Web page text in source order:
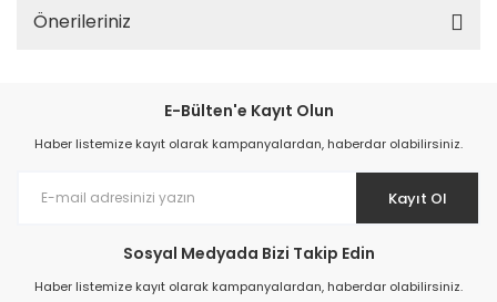
Önerileriniz
E-Bülten'e Kayıt Olun
Haber listemize kayıt olarak kampanyalardan, haberdar olabilirsiniz.
Kayıt Ol
Sosyal Medyada Bizi Takip Edin
Haber listemize kayıt olarak kampanyalardan, haberdar olabilirsiniz.